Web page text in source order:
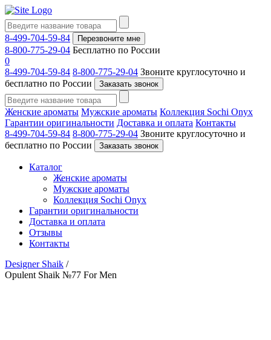
8-499-704-59-84 Перезвоните мне
8-800-775-29-04 Бесплатно по России
0
8-499-704-59-84 8-800-775-29-04 Звоните круглосуточно и
бесплатно по России
Заказать звонок
Женские ароматы Мужские ароматы Коллекция Sochi Onyx
Гарантии оригинальности Доставка и оплата Контакты
8-499-704-59-84 8-800-775-29-04 Звоните круглосуточно и
бесплатно по России
Заказать звонок
Каталог
Женские ароматы
Мужские ароматы
Коллекция Sochi Onyx
Гарантии оригинальности
Доставка и оплата
Отзывы
Контакты
Designer Shaik /
Opulent Shaik №77 For Men